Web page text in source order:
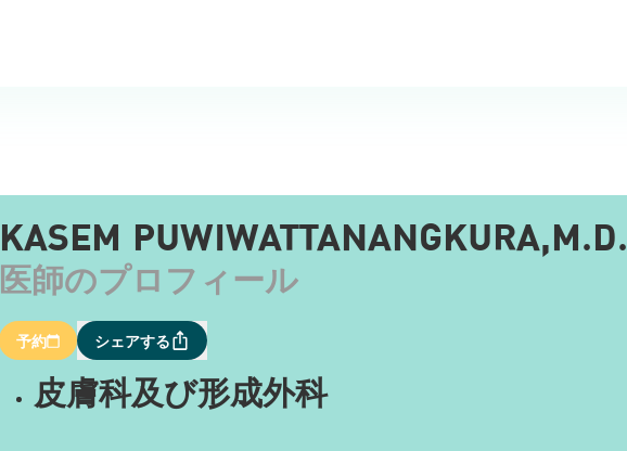
KASEM PUWIWATTANANGKURA,M.D.
医師のプロフィール
予約 シェアする
皮膚科及び形成外科